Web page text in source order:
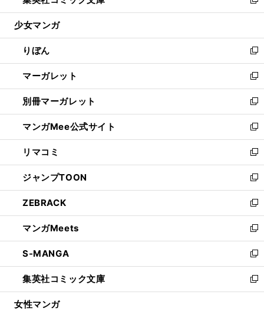
開
ウ
開
く
ン
ウ
で
開
く
ウ
ン
ド
ウ
で
開
く
新
し
ウ
ィ
ン
ド
ウ
で
開
く
少女マンガ
りぼん
新
し
い
ウ
ィ
ン
ド
ウ
で
開
く
マーガレット
新
し
い
ウ
ィ
ン
ド
ウ
で
開
く
別冊マーガレット
新
し
い
ウ
ィ
ン
ド
ウ
で
開
く
マンガMee公式サイト
新
し
い
ウ
ィ
ン
ド
ウ
で
開
く
リマコミ
新
し
い
ウ
ィ
ン
ド
ウ
で
開
く
ジャンプTOON
新
し
い
ウ
ィ
ン
ド
ウ
で
開
ZEBRACK
新
し
い
ウ
ィ
ン
ド
ウ
マンガMeets
新
し
い
ウ
ィ
ン
S-MANGA
新
し
い
ウ
集英社コミック文庫
新
し
女性マンガ